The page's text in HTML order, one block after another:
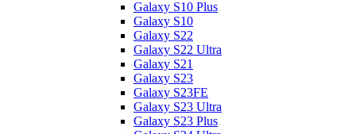
Galaxy S10 Plus
Galaxy S10
Galaxy S22
Galaxy S22 Ultra
Galaxy S21
Galaxy S23
Galaxy S23FE
Galaxy S23 Ultra
Galaxy S23 Plus